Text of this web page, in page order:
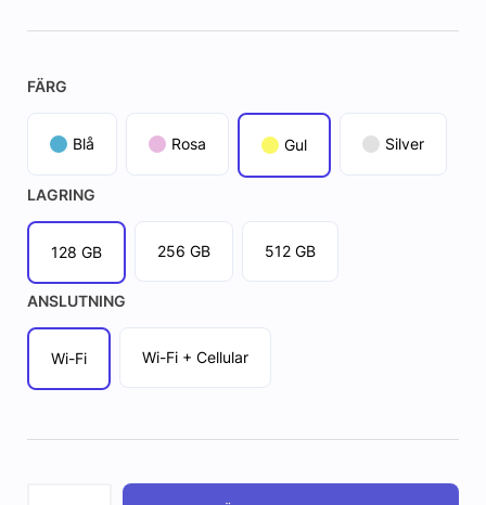
FÄRG
Blå Rosa Gul Silver
LAGRING
128 GB 256 GB 512 GB
ANSLUTNING
Wi-Fi Wi-Fi + Cellular